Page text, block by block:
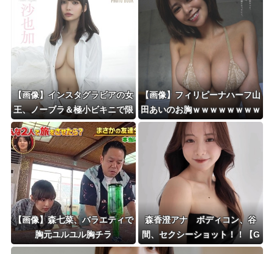
【画像】インスタグラビアの女
王、ノーブラ＆極小ビキニで限
界露出wwwwww似鳥沙也加、
FRIDAYの写真集から超絶SEX
Yカットを公開！！
【画像】フィリピーナハーフ山
田あいのお胸ｗｗｗｗｗｗｗｗ
ｗｗｗｗｗｗ
【画像】森七菜、バラエティで
胸元ユルユル胸チラ
森香澄アナ ボディコン、谷
間、セクシーショット！！【G
IF動画あり】